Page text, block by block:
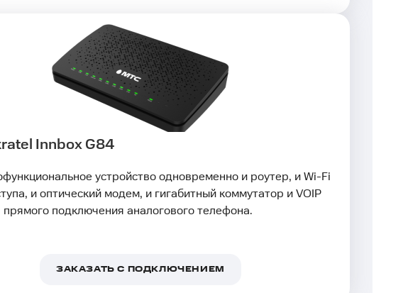
Innbox G84
устройство одновременно и роутер, и Wi-Fi
и оптический модем, и гигабитный коммутатор и VOIP
подключения аналогового телефона.
ЗАКАЗАТЬ С ПОДКЛЮЧЕНИЕМ